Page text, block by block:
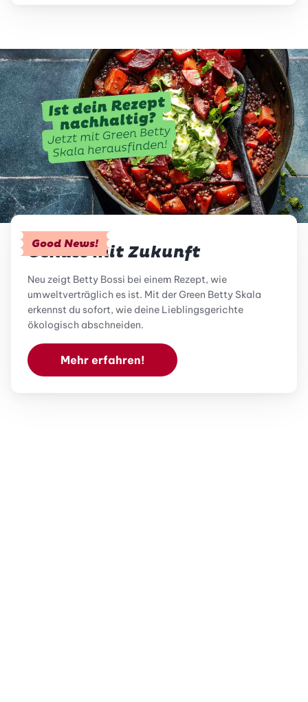
Good News!
Genuss mit Zukunft
Neu zeigt Betty Bossi bei einem Rezept, wie
umweltverträglich es ist. Mit der Green Betty Skala
erkennst du sofort, wie deine Lieblingsgerichte
ökologisch abschneiden.
Mehr erfahren!